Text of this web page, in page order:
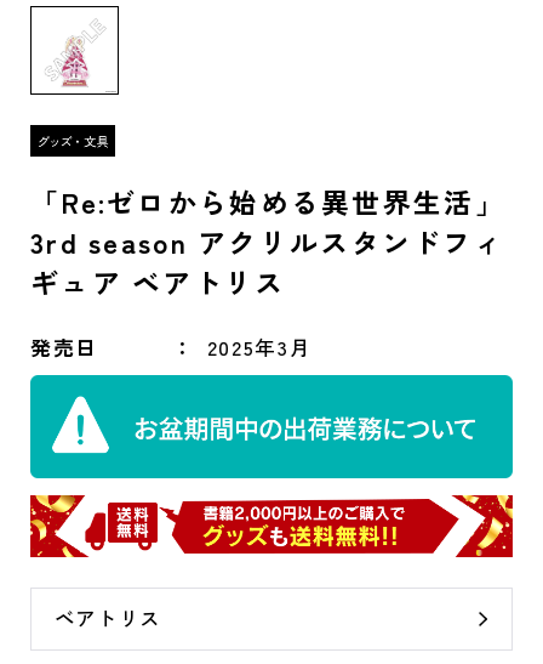
「Re:ゼロから始める異世界生活」
3rd season アクリルスタンドフィ
ギュア ベアトリス
発売日 2025年3月
ベアトリス